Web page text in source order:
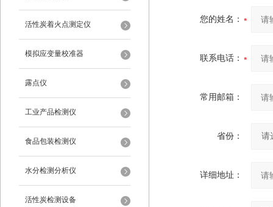
活性炭着火点测定仪
模拟应变量校准器
露点仪
工业产品检测仪
食品包装检测仪
水分检测分析仪
活性炭检测设备
您的姓名：
联系电话：
常用邮箱：
省份：
详细地址：